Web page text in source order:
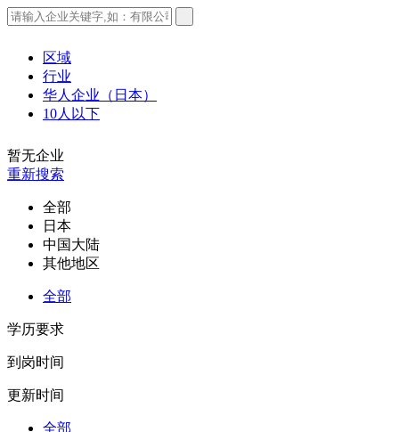
区域
行业
华人企业（日本）
10人以下
暂无企业
重新搜索
全部
日本
中国大陆
其他地区
全部
学历要求
到岗时间
更新时间
全部